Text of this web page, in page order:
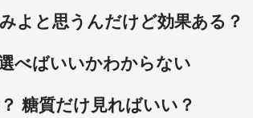
よと思うんだけど効果ある？
べばいいかわからない
糖質だけ見ればいい？